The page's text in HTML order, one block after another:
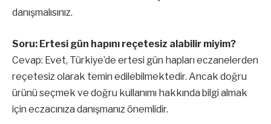
danışmalısınız.
Soru: Ertesi gün hapını reçetesiz alabilir miyim?
Cevap: Evet, Türkiye’de ertesi gün hapları eczanelerden
reçetesiz olarak temin edilebilmektedir. Ancak doğru
ürünü seçmek ve doğru kullanımı hakkında bilgi almak
için eczacınıza danışmanız önemlidir.